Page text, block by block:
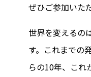
ぜひご参加いた
世界を変えるの
す。これまでの
らの10年、これ